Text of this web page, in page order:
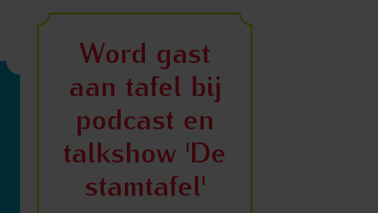
Word gast
aan tafel bij
podcast en
talkshow 'De
stamtafel'